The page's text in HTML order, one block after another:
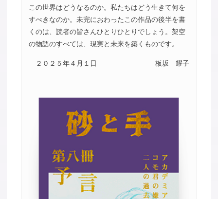
この世界はどうなるのか。私たちはどう生きて何を
すべきなのか。未完におわったこの作品の後半を書
くのは、読者の皆さんひとりひとりでしょう。架空
の物語のすべては、現実と未来を築くものです。
２０２５年４月１日 板坂 耀子